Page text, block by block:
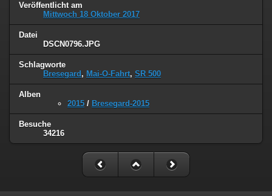
Veröffentlicht am
Mittwoch 18 Oktober 2017
Datei
DSCN0796.JPG
Schlagworte
Bresegard , Mai-O-Fahrt, SR 500
Alben
2015 / Bresegard-2015
Besuche
34216